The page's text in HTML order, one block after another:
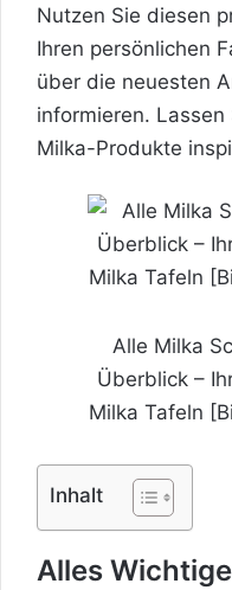
Nutzen Sie diesen
Ihren persönlichen
über die neuesten
informieren.
Milka-Produkte
Alle Milka
Überblick –
Milka Tafeln
Inhalt
Alles